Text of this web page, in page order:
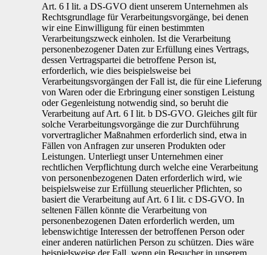
Art. 6 I lit. a DS-GVO dient unserem Unternehmen als
Rechtsgrundlage für Verarbeitungsvorgänge, bei denen
wir eine Einwilligung für einen bestimmten
Verarbeitungszweck einholen. Ist die Verarbeitung
personenbezogener Daten zur Erfüllung eines Vertrags,
dessen Vertragspartei die betroffene Person ist,
erforderlich, wie dies beispielsweise bei
Verarbeitungsvorgängen der Fall ist, die für eine Lieferung
von Waren oder die Erbringung einer sonstigen Leistung
oder Gegenleistung notwendig sind, so beruht die
Verarbeitung auf Art. 6 I lit. b DS-GVO. Gleiches gilt für
solche Verarbeitungsvorgänge die zur Durchführung
vorvertraglicher Maßnahmen erforderlich sind, etwa in
Fällen von Anfragen zur unseren Produkten oder
Leistungen. Unterliegt unser Unternehmen einer
rechtlichen Verpflichtung durch welche eine Verarbeitung
von personenbezogenen Daten erforderlich wird, wie
beispielsweise zur Erfüllung steuerlicher Pflichten, so
basiert die Verarbeitung auf Art. 6 I lit. c DS-GVO. In
seltenen Fällen könnte die Verarbeitung von
personenbezogenen Daten erforderlich werden, um
lebenswichtige Interessen der betroffenen Person oder
einer anderen natürlichen Person zu schützen. Dies wäre
beispielsweise der Fall, wenn ein Besucher in unserem